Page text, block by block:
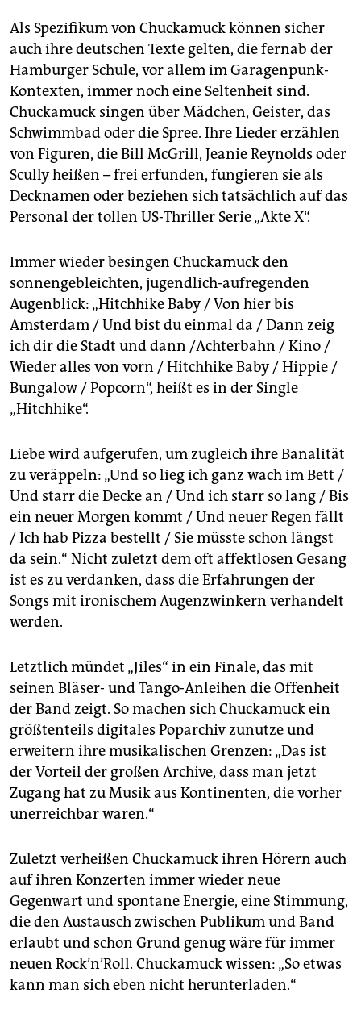
Als Spezifikum von Chuckamuck können sicher
auch ihre deutschen Texte gelten, die fernab der
Hamburger Schule, vor allem im Garagenpunk-
Kontexten, immer noch eine Seltenheit sind.
Chuckamuck singen über Mädchen, Geister, das
Schwimmbad oder die Spree. Ihre Lieder erzählen
von Figuren, die Bill McGrill, Jeanie Reynolds oder
Scully heißen – frei erfunden, fungieren sie als
Decknamen oder beziehen sich tatsächlich auf das
Personal der tollen US-Thriller Serie „Akte X“.
Immer wieder besingen Chuckamuck den
sonnengebleichten, jugendlich-aufregenden
Augenblick: „Hitchhike Baby / Von hier bis
Amsterdam / Und bist du einmal da / Dann zeig
ich dir die Stadt und dann /Achterbahn / Kino /
Wieder alles von vorn / Hitchhike Baby / Hippie /
Bungalow / Popcorn“, heißt es in der Single
„Hitchhike“.
Liebe wird aufgerufen, um zugleich ihre Banalität
zu veräppeln: „Und so lieg ich ganz wach im Bett /
Und starr die Decke an / Und ich starr so lang / Bis
ein neuer Morgen kommt / Und neuer Regen fällt
/ Ich hab Pizza bestellt / Sie müsste schon längst
da sein.“ Nicht zuletzt dem oft affektlosen Gesang
ist es zu verdanken, dass die Erfahrungen der
Songs mit ironischem Augenzwinkern verhandelt
werden.
Letztlich mündet „Jiles“ in ein Finale, das mit
seinen Bläser- und Tango-Anleihen die Offenheit
der Band zeigt. So machen sich Chuckamuck ein
größtenteils digitales Poparchiv zunutze und
erweitern ihre musikalischen Grenzen: „Das ist
der Vorteil der großen Archive, dass man jetzt
Zugang hat zu Musik aus Kontinenten, die vorher
unerreichbar waren.“
Zuletzt verheißen Chuckamuck ihren Hörern auch
auf ihren Konzerten immer wieder neue
Gegenwart und spontane Energie, eine Stimmung,
die den Austausch zwischen Publikum und Band
erlaubt und schon Grund genug wäre für immer
neuen Rock’n’Roll. Chuckamuck wissen: „So etwas
kann man sich eben nicht herunterladen.“